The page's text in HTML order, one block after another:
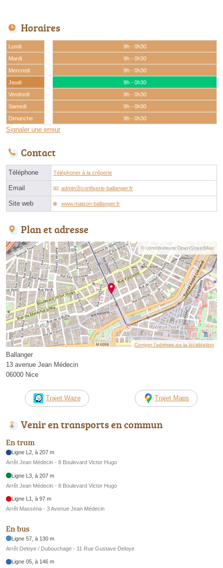
Horaires
Lundi
9h - 0h30
Mardi
9h - 0h30
Mercredi
9h - 0h30
Jeudi
9h - 0h30
Vendredi
9h - 0h30
Samedi
9h - 0h30
Dimanche
9h - 0h30
Signaler une erreur
Contact
Téléphone Téléphoner à la crêperie
Email adminⓐconfiserie-ballanger.fr
Site web www.maison-ballanger.fr
Plan et adresse
© contributeurs OpenStreetMap
Corriger l’adresse ou la localisation
Ballanger
13 avenue Jean Médecin
06000 Nice
Trajet Waze Trajet Maps
Venir en transports en commun
En tram
Ligne L2, à 207 m
Arrêt Jean Médecin - 8 Boulevard Victor Hugo
Ligne L3, à 207 m
Arrêt Jean Médecin - 8 Boulevard Victor Hugo
Ligne L1, à 97 m
Arrêt Masséna - 3 Avenue Jean Médecin
En bus
Ligne 57, à 130 m
Arrêt Deloye / Dubouchage - 11 Rue Gustave Deloye
Ligne 05, à 146 m